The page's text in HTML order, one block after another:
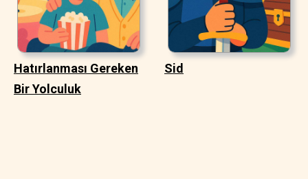
Hatırlanması Gereken
Bir Yolculuk
Sid